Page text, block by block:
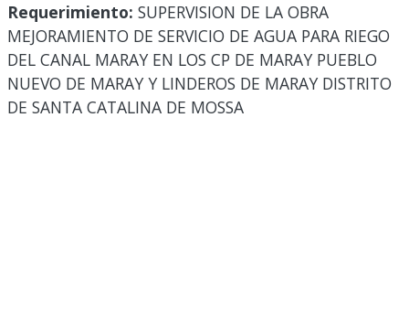
Requerimiento: SUPERVISION DE LA OBRA
MEJORAMIENTO DE SERVICIO DE AGUA PARA RIEGO
DEL CANAL MARAY EN LOS CP DE MARAY PUEBLO
NUEVO DE MARAY Y LINDEROS DE MARAY DISTRITO
DE SANTA CATALINA DE MOSSA